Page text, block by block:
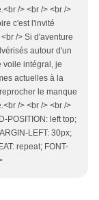
/> <br /> <br />
c'est l'invité
/> Si d'aventure
autour d'un
voile intégral, je
actuelles à la
le manque
/> <br /> <br />
POSITION: left top;
LEFT: 30px;
repeat; FONT-